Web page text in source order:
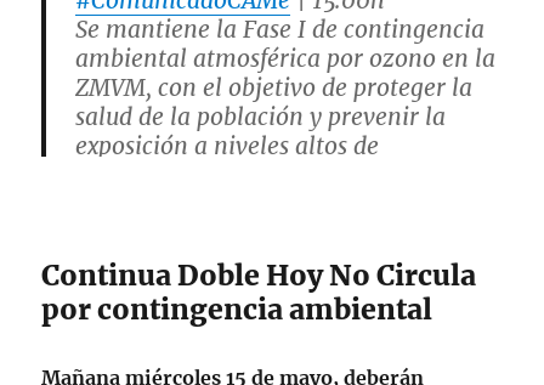
Se mantiene la Fase I de contingencia
ambiental atmosférica por ozono en la
ZMVM, con el objetivo de proteger la
salud de la población y prevenir la
exposición a niveles altos de
— CAMegalópolis (@CAMegalopolis)
May 14, 2024
Continua Doble Hoy No Circula
por contingencia ambiental
Mañana miércoles 15 de mayo, deberán